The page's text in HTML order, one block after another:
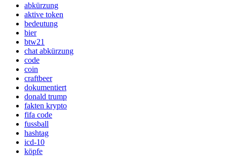
abkürzung
aktive token
bedeutung
bier
btw21
chat abkürzung
code
coin
craftbeer
dokumentiert
donald trump
fakten krypto
fifa code
fussball
hashtag
icd-10
köpfe